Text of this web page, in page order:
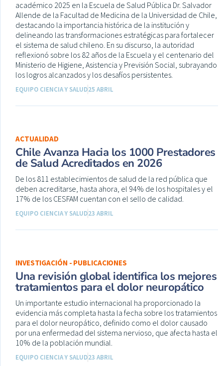
académico 2025 en la Escuela de Salud Pública Dr. Salvador
Allende de la Facultad de Medicina de la Universidad de Chile,
destacando la importancia histórica de la institución y
delineando las transformaciones estratégicas para fortalecer
el sistema de salud chileno. En su discurso, la autoridad
reflexionó sobre los 82 años de la Escuela y el centenario del
Ministerio de Higiene, Asistencia y Previsión Social, subrayando
los logros alcanzados y los desafíos persistentes.
EQUIPO CIENCIA Y SALUD25 ABRIL
ACTUALIDAD
Chile Avanza Hacia los 1000 Prestadores
de Salud Acreditados en 2026
De los 811 establecimientos de salud de la red pública que
deben acreditarse, hasta ahora, el 94% de los hospitales y el
17% de los CESFAM cuentan con el sello de calidad.
EQUIPO CIENCIA Y SALUD23 ABRIL
INVESTIGACIÓN - PUBLICACIONES
Una revisión global identifica los mejores
tratamientos para el dolor neuropático
Un importante estudio internacional ha proporcionado la
evidencia más completa hasta la fecha sobre los tratamientos
para el dolor neuropático, definido como el dolor causado
por una enfermedad del sistema nervioso, que afecta hasta el
10% de la población mundial.
EQUIPO CIENCIA Y SALUD23 ABRIL